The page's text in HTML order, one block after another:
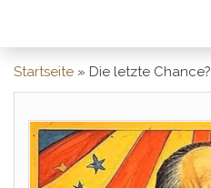
Startseite » Die letzte Chance?